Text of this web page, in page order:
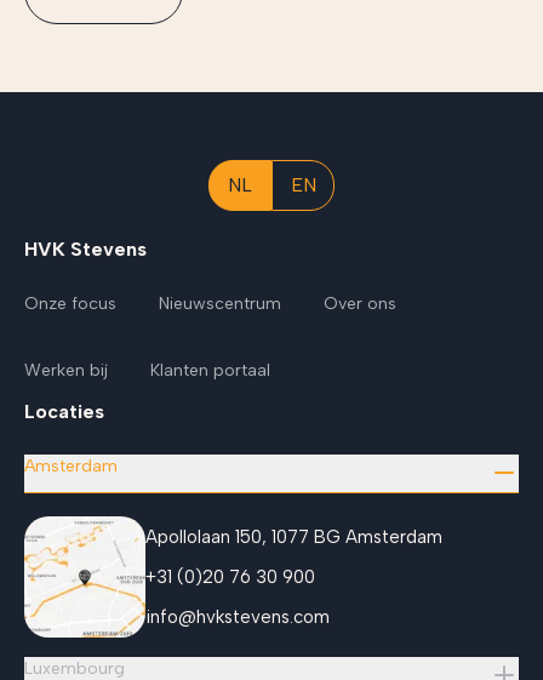
NL EN
HVK Stevens
Onze focus Nieuwscentrum Over ons
Werken bij Klanten portaal
Locaties
Amsterdam
Apollolaan 150, 1077 BG Amsterdam
+31 (0)20 76 30 900
info@hvkstevens.com
Luxembourg